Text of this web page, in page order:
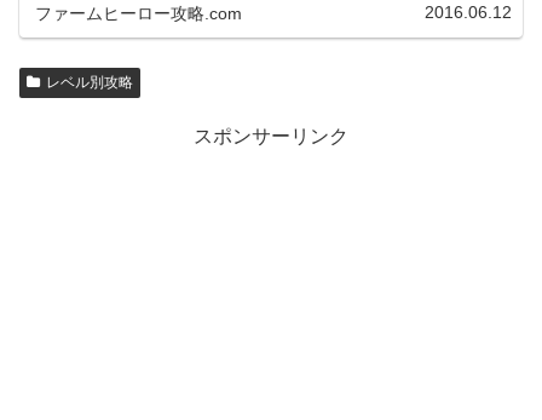
ファームヒーロー攻略.com 2016.06.12
レベル別攻略
スポンサーリンク